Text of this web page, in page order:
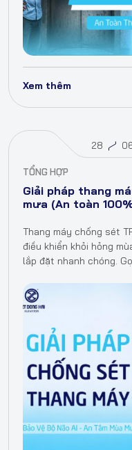
Xem thêm
28
TỔNG HỢP
Giải pháp thang
mưa (An toàn
Thang máy chống sét
điều khiển khỏi hỏng
lắp đặt nhanh chóng.